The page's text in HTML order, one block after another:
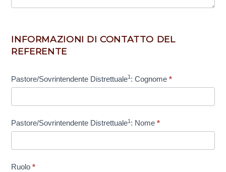
INFORMAZIONI DI CONTATTO DEL
REFERENTE
Pastore/Sovrintendente Distrettuale1: Cognome*
Pastore/Sovrintendente Distrettuale1 : Nome*
Ruolo*